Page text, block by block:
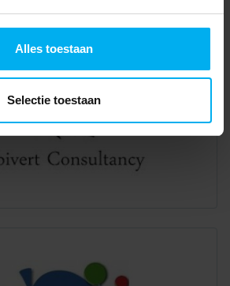
Alles toestaan
Selectie toestaan